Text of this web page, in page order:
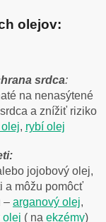
olejov:
srdca:
na nenasýtené
a znížiť riziko
, rybí olej
jojobový olej,
a môžu pomôcť
– arganový olej,
olej ( na ekzémy)